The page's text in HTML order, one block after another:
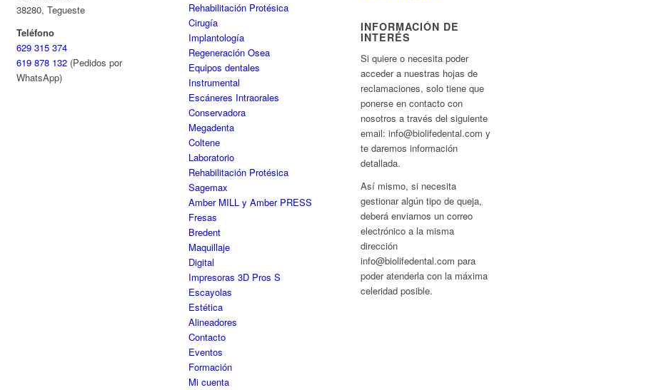
38280, Tegueste
Teléfono
629 315 374
619 878 132 (Pedidos por
WhatsApp)
Rehabilitación Protésica
Cirugía
Implantología
Regeneración Osea
Equipos dentales
Instrumental
Escáneres Intraorales
Conservadora
Megadenta
Coltene
Laboratorio
Rehabilitación Protésica
Sagemax
Amber MILL y Amber PRESS
Fresas
Bredent
Maquillaje
Digital
Impresoras 3D Pros S
Escayolas
Estética
Alineadores
Contacto
Eventos
Formación
Mi cuenta
INFORMACIÓN DE
INTERÉS
Si quiere o necesita poder
acceder a nuestras hojas de
reclamaciones, solo tiene que
ponerse en contacto con
nosotros a través del siguiente
email: info@biolifedental.com y
te daremos información
detallada.
Así mismo, si necesita
gestionar algún tipo de queja,
deberá enviarnos un correo
electrónico a la misma
dirección
info@biolifedental.com para
poder atenderla con la máxima
celeridad posible.